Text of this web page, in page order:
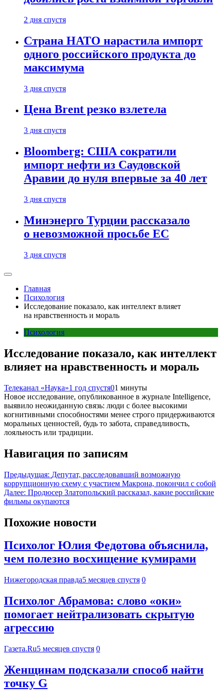
2 дня спустя
Страна НАТО нарастила импорт
одного российского продукта до
максимума
3 дня спустя
Цена Brent резко взлетела
3 дня спустя
Bloomberg: США сократили
импорт нефти из Саудовской
Аравии до нуля впервые за 40 лет
3 дня спустя
Минэнерго Турции рассказало
о невозможной просьбе ЕС
3 дня спустя
Главная
Психология
Исследование показало, как интеллект влияет
на нравственность и мораль
Психология
Исследование показало, как интеллект
влияет на нравственность и мораль
Телеканал «Наука»1 год спустя01 минуты
Новое исследование, опубликованное в журнале Intelligence,
выявило неожиданную связь: люди с более высокими
когнитивными способностями менее строго придерживаются
моральных ценностей, будь то забота, справедливость,
лояльность или традиции.
Навигация по записям
Предыдущая: Депутат, расследовавший возможную
коррупционную схему с участием Макрона, покончил с собой
Далее: Продюсер Златопольский рассказал, какие российские
фильмы окупаются
Похожие новости
Психолог Юлия Федотова объяснила,
чем полезно восхищение кумирами
Нижегородская правда5 месяцев спустя 0
Психолог Абрамова: слово «оки»
помогает нейтрализовать скрытую
агрессию
Газета.Ru5 месяцев спустя 0
Женщинам подсказали способ найти
точку G